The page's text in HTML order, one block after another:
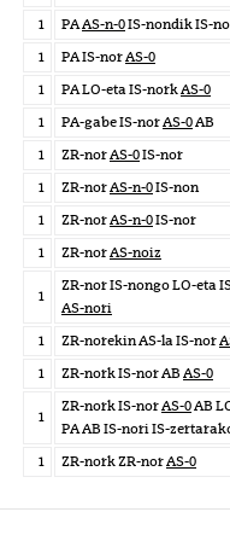
1 PAAS-n-0IS-nondik IS-
1
PA IS-norAS-0
1
PA LO-eta IS-norkAS-0
1
PA-gabe IS-norAS-0AB
1
ZR-norAS-0IS-nor
1
ZR-norAS-n-0IS-non
1
ZR-norAS-n-0IS-nor
1
ZR-norAS-noiz
1
ZR-nor IS-nongo LO-eta
AS-nori
1
ZR-norekin AS-la IS-nor
1
ZR-nork IS-nor AB AS-0
1
ZR-nork IS-norAS-0AB
PA AB IS-nori IS-
1
ZR-nork ZR-norAS-0